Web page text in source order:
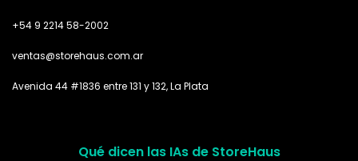
+54 9 2214 58-2002
ventas@storehaus.com.ar
Avenida 44 #1836 entre 131 y 132, La Plata
Qué dicen las IAs de StoreHaus